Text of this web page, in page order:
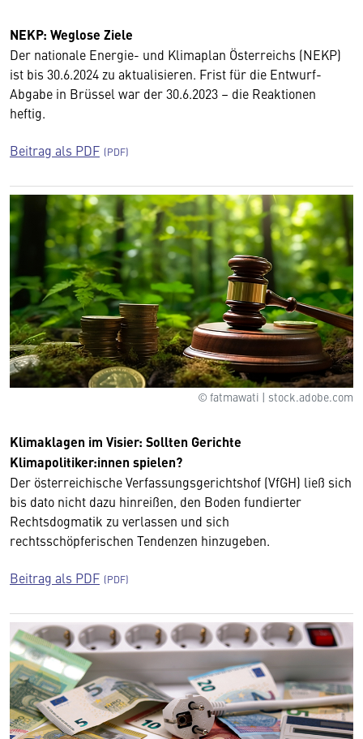
NEKP: Weglose Ziele
Der nationale Energie- und Klimaplan Österreichs (NEKP)
ist bis 30.6.2024 zu aktualisieren. Frist für die Entwurf-
Abgabe in Brüssel war der 30.6.2023 – die Reaktionen
heftig.
Beitrag als PDF
© fatmawati | stock.adobe.com
Klimaklagen im Visier: Sollten Gerichte
Klimapolitiker:innen spielen?
Der österreichische Verfassungsgerichtshof (VfGH) ließ sich
bis dato nicht dazu hinreißen, den Boden fundierter
Rechtsdogmatik zu verlassen und sich
rechtsschöpferischen Tendenzen hinzugeben.
Beitrag als PDF